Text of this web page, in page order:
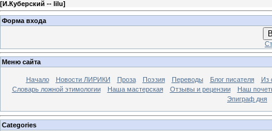
[И.Куберский -- lilu]
Форма входа
Меню сайта
Начало Новости ЛИРИКИ Проза Поэзия Переводы Блог писателя
Из
Словарь ложной этимологии
Наша мастерская Отзывы и рецензии
Наш
Эпиграф дня
Categories